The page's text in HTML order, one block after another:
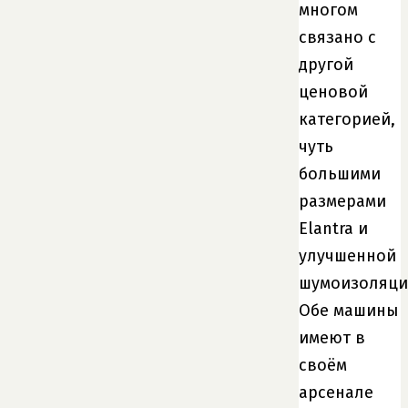
многом
связано с
другой
ценовой
категорией,
чуть
большими
размерами
Elantra и
улучшенной
Обе машины
имеют в
своём
арсенале